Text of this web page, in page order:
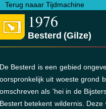
Terug naaar Tijdmachine
1976
Besterd (Gilze)
De Besterd is een gebied
oorspronkelijk uit woeste grond
omschreven als 'hei in de
Bestert betekent wildernis.